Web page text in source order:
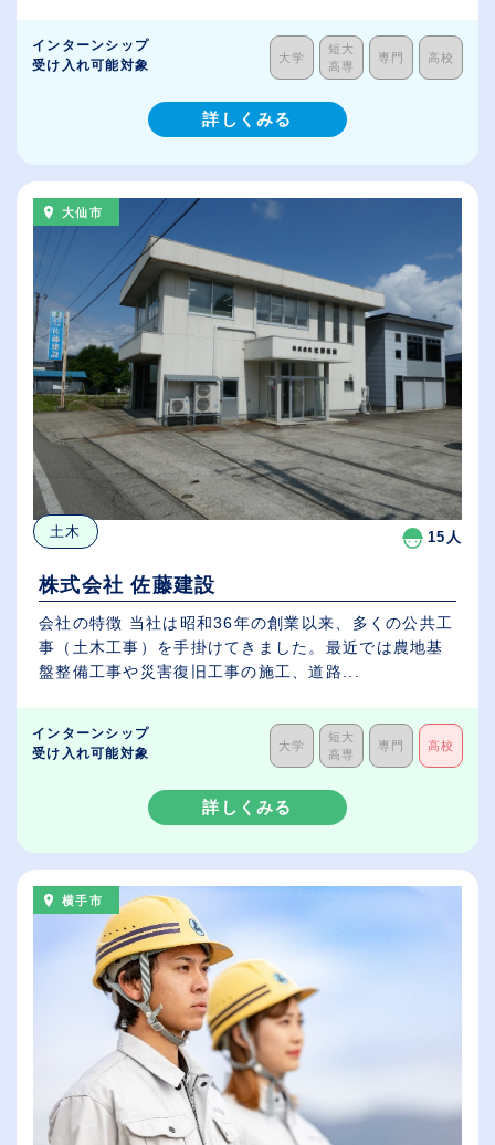
インターンシップ
受け入れ可能対象
大学
短大
高専
専門 高校
詳しくみる
大仙市
土木 15人
株式会社 佐藤建設
会社の特徴 当社は昭和36年の創業以来、多くの公共工
事（土木工事）を手掛けてきました。最近では農地基
盤整備工事や災害復旧工事の施工、道路...
インターンシップ
受け入れ可能対象
大学
短大
高専
専門 高校
詳しくみる
横手市